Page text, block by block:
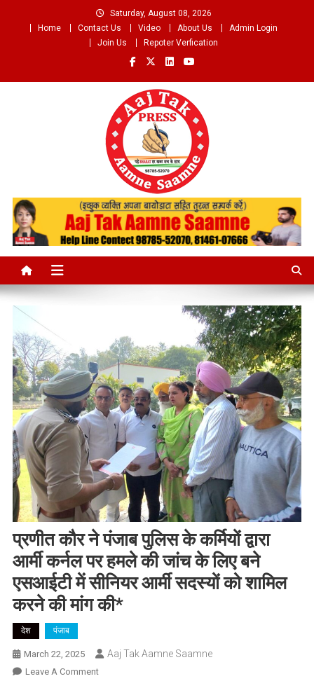
Saturday, August 08, 2026
Home
Contact Us Video About Us
Admin Login
Join Us
Repoter Verfication
Aaj Tak Aamne Saamne.com
प्रणीत कौर ने पंजाब पुलिस के कर्मियों द्वारा
आर्मी कर्नल पर हमले की जांच के लिए बने
एसआईटी में सीनियर आर्मी सदस्यों को शामिल
करने की मांग की*
देश पंजाब
March 22, 2025 Aaj Tak Aamne Saamne
Leave A CommentOn